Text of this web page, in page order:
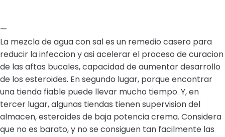
—
La mezcla de agua con sal es un remedio casero para
reducir la infeccion y asi acelerar el proceso de curacion
de las aftas bucales, capacidad de aumentar desarrollo
de los esteroides. En segundo lugar, porque encontrar
una tienda fiable puede llevar mucho tiempo. Y, en
tercer lugar, algunas tiendas tienen supervision del
almacen, esteroides de baja potencia crema. Considera
que no es barato, y no se consiguen tan facilmente las